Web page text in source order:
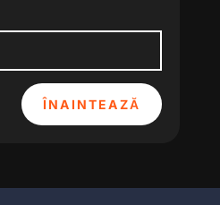
ÎNAINTEAZĂ